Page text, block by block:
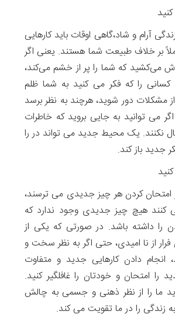
آرام و شاد،گاهی اوقات باید کارهایی
بر خلاف طبیعت شما هستند. یعنی اگر
می‌کشید که شما را پر از خشم می‌کند،
کسانی را که فکر می کنید به شما ظلم
مشکلات دور شوید، هرچند به نظر برسد
می توانید به جایی بروید که خاطرات
نکنند. یک محیط جدید می تواند در را
جدید باز کند.
امتحان کردن هر چیز جدیدی می ترسند،
کنند هیچ چیز جدیدی وجود ندارد که
را داشته باشد. در صورتی که یکی از
فرار از نا امیدی، حتی اگر به نظر سخت و
انجام دادن کارهایی جدید و متفاوت
را امتحان و خودتان را غافلگیر کنید.
ما را از نظر ذهنی و جسمی به چالش
زندگی را در ما تقویت می کند.